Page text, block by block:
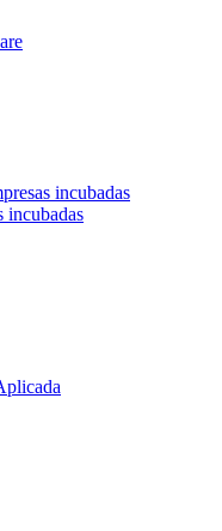
incubadas
incubadas